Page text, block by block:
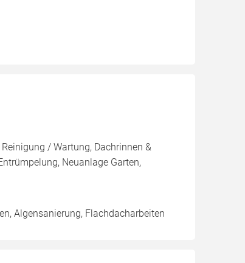
/ Wartung, Dachrinnen &
Neuanlage Garten,
Algensanierung, Flachdacharbeiten